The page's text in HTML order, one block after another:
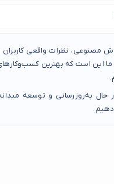
شدن در این ورزش باید در
و کیفیت آموزش تاثیر می
تنیس در اتابک را پیدا نمایید.
مصنوعی، نظرات واقعی
است که بهترین
به‌روزرسانی و توسعه
دهیم.